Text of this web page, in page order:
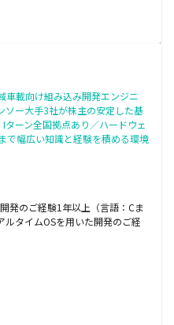
車載向け組み込み開発エンジニ
ソー大手3社が株主の安定した基
ーン全国拠点あり／ハードウェ
で幅広い知識と経験を積める環境
発のご経験1年以上（言語：Cま
ルタイムOSを用いた開発のご経